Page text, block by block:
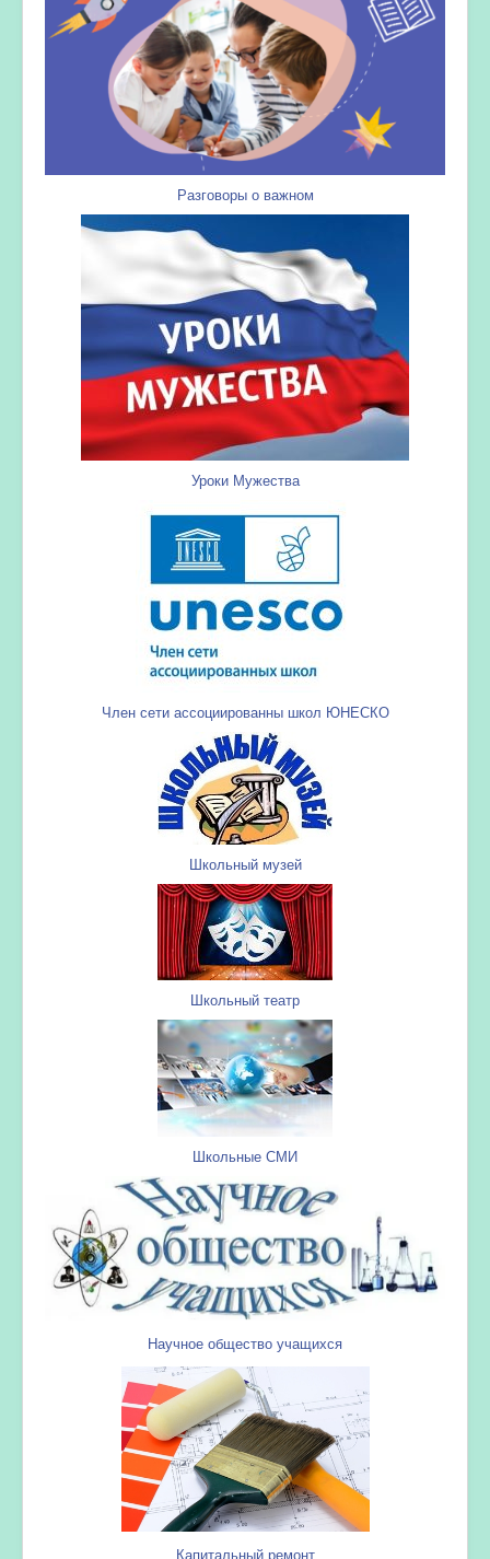
Разговоры о важном
Уроки Мужества
Член сети ассоциированны школ ЮНЕСКО
Школьный музей
Школьный театр
Школьные СМИ
Научное общество учащихся
Капитальный ремонт